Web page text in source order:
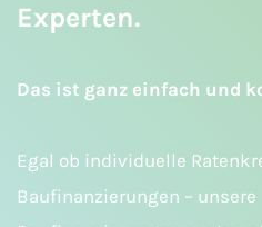
Experten.
Das ist ganz einfach und
Egal ob individuelle
Baufinanzierungen – unsere